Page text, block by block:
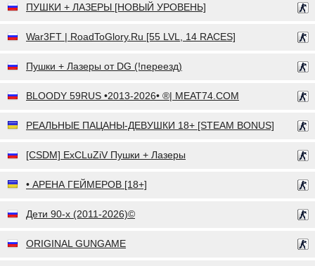
ПУШКИ + ЛАЗЕРЫ [НОВЫЙ УРОВЕНЬ]
War3FT | RoadToGlory.Ru [55 LVL, 14 RACES]
Пушки + Лазеры от DG (!переезд)
BLOODY 59RUS •2013-2026• ®| MEAT74.COM
РЕАЛЬНЫЕ ПАЦАНЫ-ДЕВУШКИ 18+ [STEAM BONUS]
[CSDM] ExCLuZiV Пушки + Лазеры
• АРЕНА ГЕЙМЕРОВ [18+]
Дети 90-х (2011-2026)©
ORIGINAL GUNGAME